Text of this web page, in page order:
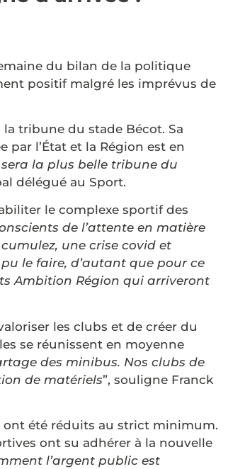
du bilan de la politique
positif malgré les imprévus de
tribune du stade Bécot. Sa
l’État et la Région est en
sera la plus belle tribune du
délégué au Sport.
le complexe sportif des
de l’attente en matière
une crise covid et
le faire, d’autant que pour ce
Ambition Région qui arriveront
les clubs et de créer du
se réunissent en moyenne
des minibus. Nos clubs de
de matériels”, souligne Franck
ont été réduits au strict minimum.
ont su adhérer à la nouvelle
l’argent public est